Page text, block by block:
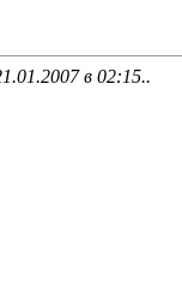
в 02:15..